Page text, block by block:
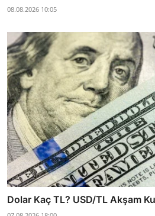
08.08.2026 10:05
Dolar Kaç TL? USD/TL Akşam